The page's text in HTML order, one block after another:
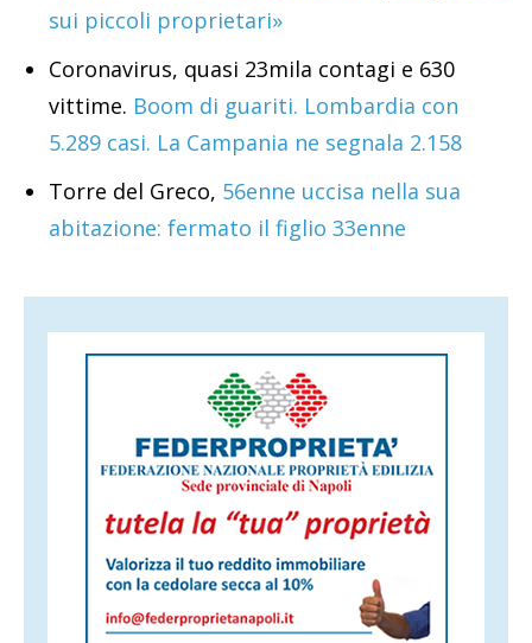
sui piccoli proprietari»
Coronavirus, quasi 23mila contagi e 630
vittime. Boom di guariti. Lombardia con
5.289 casi. La Campania ne segnala 2.158
Torre del Greco, 56enne uccisa nella sua
abitazione: fermato il figlio 33enne